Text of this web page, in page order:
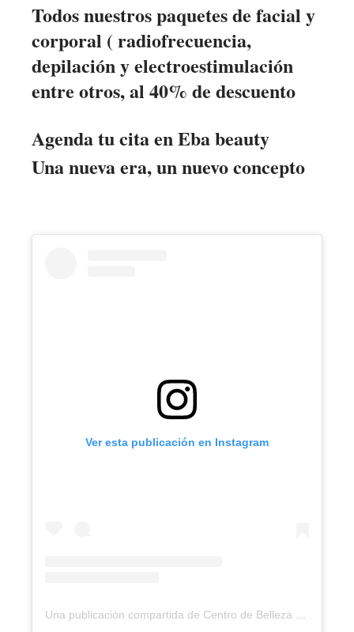
Todos nuestros paquetes de facial y
corporal ( radiofrecuencia,
depilación y electroestimulación
entre otros, al 40% de descuento
Agenda tu cita en Eba beauty
Una nueva era, un nuevo concepto
Ver esta publicación en Instagram
Una publicación compartida de Centro de Belleza | Medicina estética | Skincare | Bodycare (@eba_beauty_marbella)